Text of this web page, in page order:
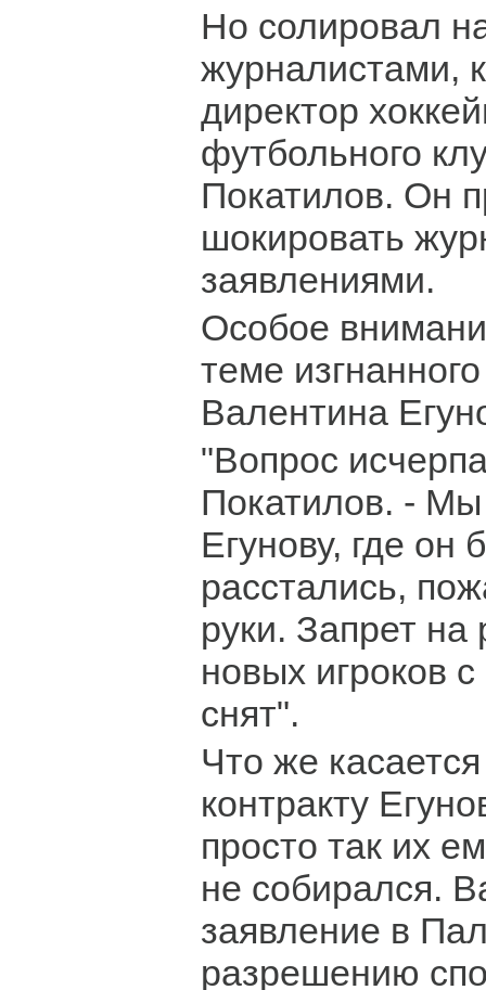
Но солировал
журналистами,
директор
футбольного
Покатилов. Он
шокировать
заявлениями.
Особое
теме
Валентина
"Вопрос
Покатилов. -
Егунову, где он
расстались,
руки. Запрет на
новых игроков
снят".
Что же
контракту
просто так их
не собирался.
заявление в
разрешению